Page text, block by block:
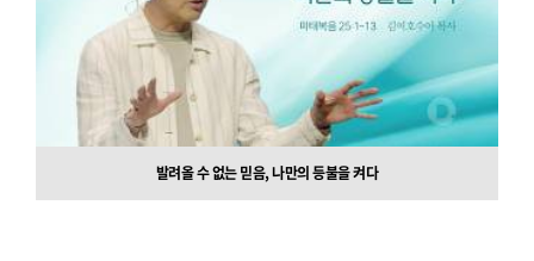
발려올 수 없는 믿음, 나만의 등불을 켜다